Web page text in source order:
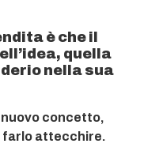
è che il
quella
nella sua
nuovo concetto,
farlo attecchire.